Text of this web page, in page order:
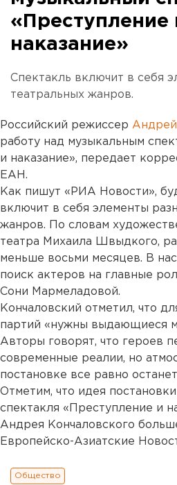
«Преступление
наказание»
Спектакль включит в себя
театральных жанров.
Российский режиссер Андрей
работу над музыкальным
и наказание», передает
ЕАН.
Как пишут «РИА Новости»,
включит в себя элементы
жанров. По словам
театра Михаила Швыдкого,
меньше восьми месяцев. В
поиск актеров на главные
Сони Мармеладовой.
Кончаловский отметил, что
партий «нужны выдающиеся
Авторы говорят, что героев
современные реалии, но
постановке все равно
Отметим, что идея
спектакля «Преступление и
Андрея Кончаловского
Европейско-Азиатские
Общество